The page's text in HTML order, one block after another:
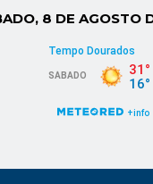
8 DE AGOSTO